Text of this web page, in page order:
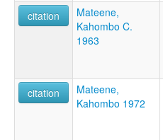
citation
Mateene,
Kahombo C.
1963
citation
Mateene,
Kahombo 1972